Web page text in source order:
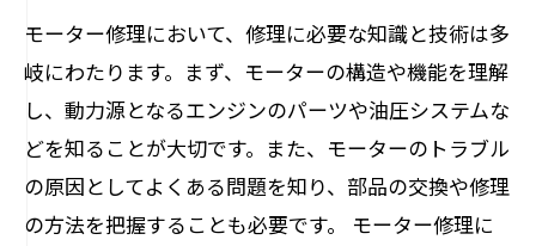
モーター修理において、修理に必要な知識と技術は多
岐にわたります。まず、モーターの構造や機能を理解
し、動力源となるエンジンのパーツや油圧システムな
どを知ることが大切です。また、モーターのトラブル
の原因としてよくある問題を知り、部品の交換や修理
の方法を把握することも必要です。 モーター修理に